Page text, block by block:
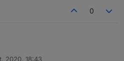
0
2020, 18:43